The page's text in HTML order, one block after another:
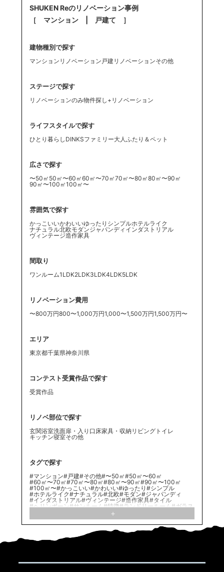
SHUKEN Reのリノベーション事例
［ マンション | 戸建て ］
建物種別で探す
マンションリノベーション 戸建リノベーションその他
ステージで探す
リノベーションのみ物件探し+リノベーション
ライフスタイルで探す
ひとり暮らし DINKSファミリー大人ふたり ＆ペット
広さで探す
〜50㎡ 50㎡〜60㎡60㎡〜70㎡70㎡〜80㎡80㎡〜90㎡
90㎡〜100㎡100㎡〜
雰囲気で探す
かっこいいかわいいゆったり シンプルホテルライク
ナチュラル北欧モダンジャパンディ インダストリアル
ヴィンテージ造作家具
間取り
ワンルーム1LDK2LDK3LDK4LDK5LDK
リノベーション費用
〜800万円800〜1,000万円1,000〜1,500万円1,500万円〜
エリア
東京都千葉県神奈川県
コンテスト受賞作品で探す
受賞作品
リノベ部位で探す
玄関浴室洗面扉・入り口 床家具・収納リビングトイレ
キッチン寝室その他
タグで探す
#マンション#戸建#その他#〜50㎡#50㎡〜60㎡
#60㎡〜70㎡#70㎡〜80㎡#80㎡〜90㎡#90㎡〜100㎡
#100㎡〜#かっこいい#かわいい#ゆったり #シンプル
#ホテルライク#ナチュラル#北欧#モダン#ジャパンディ
#インダストリアル#ヴィンテージ#造作家具#タイル
#ヘリンボーン#サンルーム#特徴#ランドリールーム#ガラス
#パーケット
#洗面脱衣分離/洗面台のレイアウト#無垢材#小上り#塗装壁
#有孔ボード#Ⅰ型キッチン#造作洗面化粧台#ワークスペース
#ペットのいる暮らし#Ⅱ型キッチン#造作キッチン
#カーペット
#造作家具#SIC/土間収納